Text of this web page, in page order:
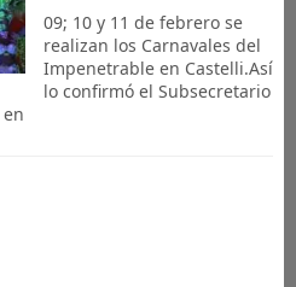
09; 10 y 11 de febrero se
realizan los Carnavales del
Impenetrable en Castelli.Así
lo confirmó el Subsecretario